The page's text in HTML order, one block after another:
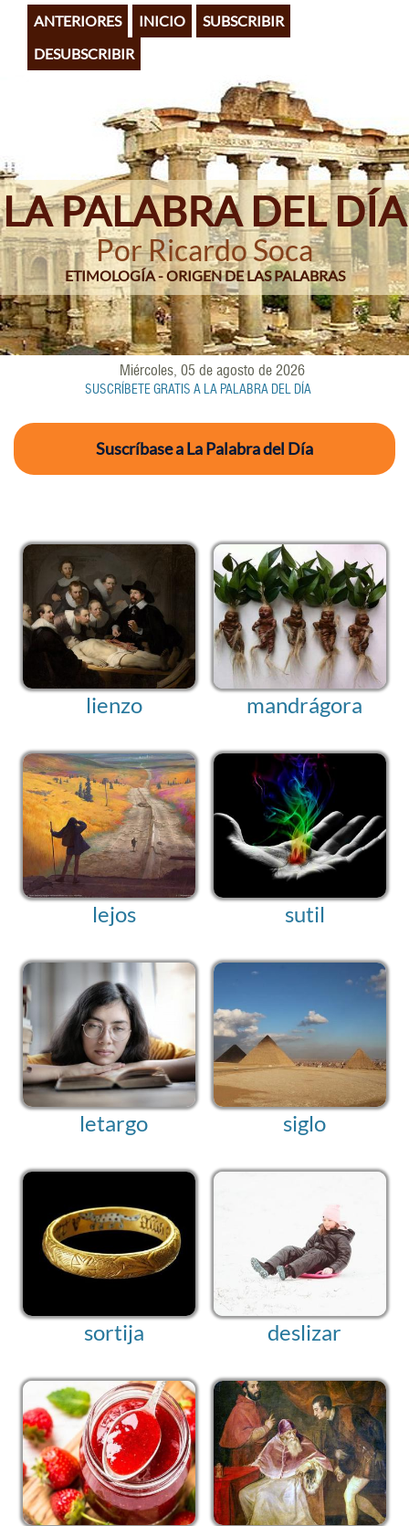
Pasar
contenido
principal
ANTERIORES INICIO
SUBSCRIBIR
DESUBSCRIBIR
LA PALABRA DEL DÍA
Por Ricardo Soca
ETIMOLOGÍA - ORIGEN DE LAS PALABRAS
Miércoles, 05 de agosto de 2026
SUSCRÍBETE GRATIS A LA PALABRA DEL DÍA
Suscríbase a La Palabra del Día
lienzo mandrágora
lejos sutil
letargo siglo
sortija deslizar